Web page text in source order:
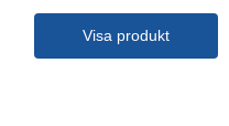
Visa produkt